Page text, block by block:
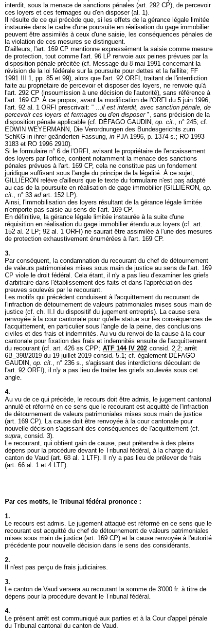
interdit, sous la menace de sanctions pénales (art. 292 CP), de percevoir
ces loyers et ces fermages ou d'en disposer (al. 1).
Il résulte de ce qui précède que, si les effets de la gérance légale limitée
instaurée dans le cadre d'une poursuite en réalisation du gage immobilier
peuvent être assimilés à ceux d'une saisie, les conséquences pénales de
la violation de ces mesures se distinguent.
D'ailleurs, l'art. 169 CP mentionne expressément la saisie comme mesure
de protection, tout comme l'art. 96 LP renvoie aux peines prévues par la
disposition pénale précitée (cf. Message du 8 mai 1991 concernant la
révision de la loi fédérale sur la poursuite pour dettes et la faillite; FF
1991 III 1, pp. 85 et 99), alors que l'art. 92 ORFI , traitant de l'interdiction
faite au propriétaire de percevoir et disposer des loyers, ne renvoie qu'à
l'art. 292 CP (insoumission à une décision de l'autorité), sans référence à
l'art. 169 CP. À ce propos, avant la modification de l'ORFI du 5 juin 1996,
l'art. 92 al. 1 ORFI prescrivait: " ...il est interdit, avec sanction pénale, de
percevoir ces loyers et fermages ou d'en disposer", sans précision de la
disposition pénale applicable (cf. DÉFAGO GAUDIN, op. cit. , n° 245; cf.
EDWIN WEYERMANN, Die Verordnungen des Bundesgerichts zum
SchKG in ihrer geänderten Fassung, in PJA 1996, p. 1374 s.; RO 1993
3183 et RO 1996 2910).
Si le formulaire n° 6 de l'ORFI, avisant le propriétaire de l'encaissement
des loyers par l'office, contient notamment la menace des sanctions
pénales prévues à l'art. 169 CP, cela ne constitue pas un fondement
juridique suffisant sous l'angle du principe de la légalité. À ce sujet,
GILLIÉRON relève d'ailleurs que le texte du formulaire n'est pas adapté
au cas de la poursuite en réalisation de gage immobilier (GILLIÉRON, op.
cit., n° 33 ad art. 152 LP).
Ainsi, l'immobilisation des loyers résultant de la gérance légale limitée
n'emporte pas saisie au sens de l'art. 169 CP.
En définitive, la gérance légale limitée instaurée à la suite d'une
réquisition en réalisation du gage immobilier étendu aux loyers (cf. art.
152 al. 2 LP; 92 al. 1 ORFI ) ne saurait être assimilée à l'une des mesures
de protection exhaustivement énumérées à l'art. 169 CP.
3.
Par conséquent, la condamnation du recourant du chef de détournement
de valeurs patrimoniales mises sous main de justice au sens de l'art. 169
CP viole le droit fédéral. Cela étant, il n'y a pas lieu d'examiner les griefs
d'arbitraire dans l'établissement des faits et dans l'appréciation des
preuves soulevés par le recourant.
Les motifs qui précèdent conduisent à l'acquittement du recourant de
l'infraction de détournement de valeurs patrimoniales mises sous main de
justice (cf. ch. II.I du dispositif du jugement entrepris). La cause sera
renvoyée à la cour cantonale pour qu'elle statue sur les conséquences de
l'acquittement, en particulier sous l'angle de la peine, des conclusions
civiles et des frais et indemnités. Au vu du renvoi de la cause à la cour
cantonale pour fixation des frais et indemnités ensuite de l'acquittement
du recourant (cf. art. 426 ss CPP; ATF 144 IV 202 consid. 2.2; arrêt
6B_398/2019 du 19 juillet 2019 consid. 5.1; cf. également DÉFAGO
GAUDIN, op. cit. , n° 236 s., s'agissant des interdictions découlant de
l'art. 92 ORFI ), il n'y a pas lieu de traiter les griefs soulevés sous cet
angle.
4.
Au vu de ce qui précède, le recours doit être admis, le jugement cantonal
annulé et réformé en ce sens que le recourant est acquitté de l'infraction
de détournement de valeurs patrimoniales mises sous main de justice
(art. 169 CP). La cause doit être renvoyée à la cour cantonale pour
nouvelle décision s'agissant des conséquences de l'acquittement (cf.
supra, consid. 3).
Le recourant, qui obtient gain de cause, peut prétendre à des pleins
dépens pour la procédure devant le Tribunal fédéral, à la charge du
canton de Vaud (art. 68 al. 1 LTF). Il n'y a pas lieu de prélever de frais
(art. 66 al. 1 et 4 LTF).
Par ces motifs, le Tribunal fédéral prononce :
1.
Le recours est admis. Le jugement attaqué est réformé en ce sens que le
recourant est acquitté du chef de détournement de valeurs patrimoniales
mises sous main de justice (art. 169 CP) et la cause renvoyée à l'autorité
précédente pour nouvelle décision dans le sens des considérants.
2.
Il n'est pas perçu de frais judiciaires.
3.
Le canton de Vaud versera au recourant la somme de 3'000 fr. à titre de
dépens pour la procédure devant le Tribunal fédéral.
4.
Le présent arrêt est communiqué aux parties et à la Cour d'appel pénale
du Tribunal cantonal du canton de Vaud.